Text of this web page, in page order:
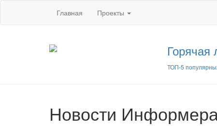
Главная Проекты
Горячая
ТОП-5
Новости